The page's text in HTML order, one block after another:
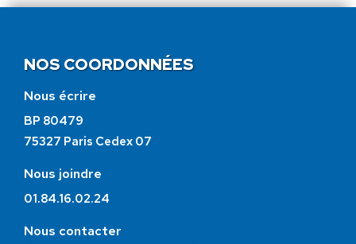
NOS COORDONNÉES
Nous écrire
BP 80479
75327 Paris Cedex 07
Nous joindre
01.84.16.02.24
Nous contacter